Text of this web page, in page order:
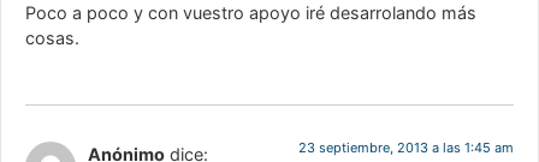
Poco a poco y con vuestro apoyo iré desarrolando más
cosas.
Anónimo dice: 23 septiembre, 2013 a las 1:45 am